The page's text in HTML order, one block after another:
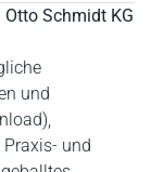
Otto Schmidt KG
und
und